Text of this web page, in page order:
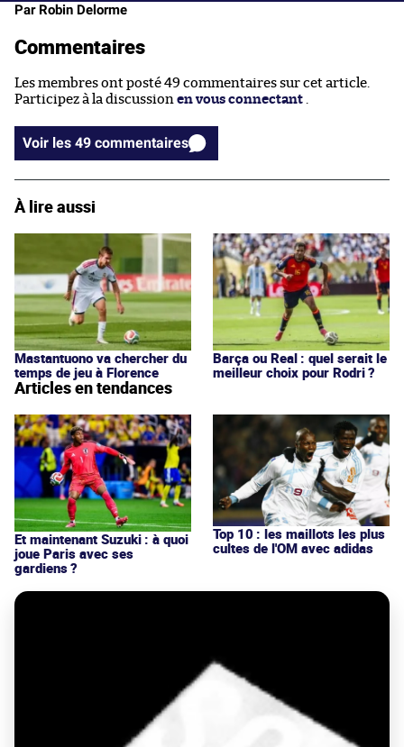
Par Robin Delorme
Commentaires
Les membres ont posté 49 commentaires sur cet article.
Participez à la discussion en vous connectant
Voir les 49 commentaires
À lire aussi
Mastantuono va chercher du
temps de jeu à Florence
Barça ou Real : quel serait le
meilleur choix pour Rodri ?
Articles en tendances
Et maintenant Suzuki : à quoi
joue Paris avec ses
gardiens ?
Top 10 : les maillots les plus
cultes de l'OM avec adidas